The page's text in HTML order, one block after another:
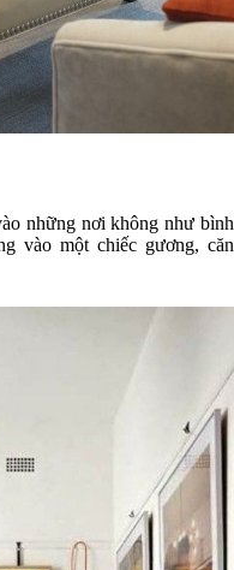
những nơi không như bình
vào một chiếc gương, căn